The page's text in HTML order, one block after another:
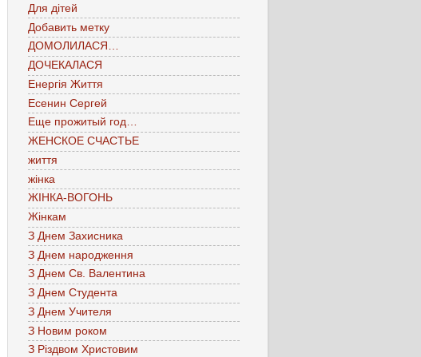
Для дітей
Добавить метку
ДОМОЛИЛАСЯ…
ДОЧЕКАЛАСЯ
Енергія Життя
Есенин Сергей
Еще прожитый год…
ЖЕНСКОЕ СЧАСТЬЕ
життя
жінка
ЖІНКА-ВОГОНЬ
Жінкам
З Днем Захисника
З Днем народження
З Днем Св. Валентина
З Днем Студента
З Днем Учителя
З Новим роком
З Різдвом Христовим